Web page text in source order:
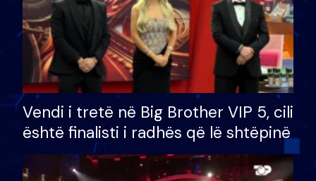
Vendi i tretë në Big Brother VIP 5, cili
është finalisti i radhës që lë shtëpinë